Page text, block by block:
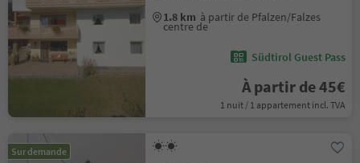
1.8 km à partir de Pfalzen/Falzes
centre de
Südtirol Guest Pass
À partir de 45€
1 nuit / 1 appartement incl. TVA
Sur demande